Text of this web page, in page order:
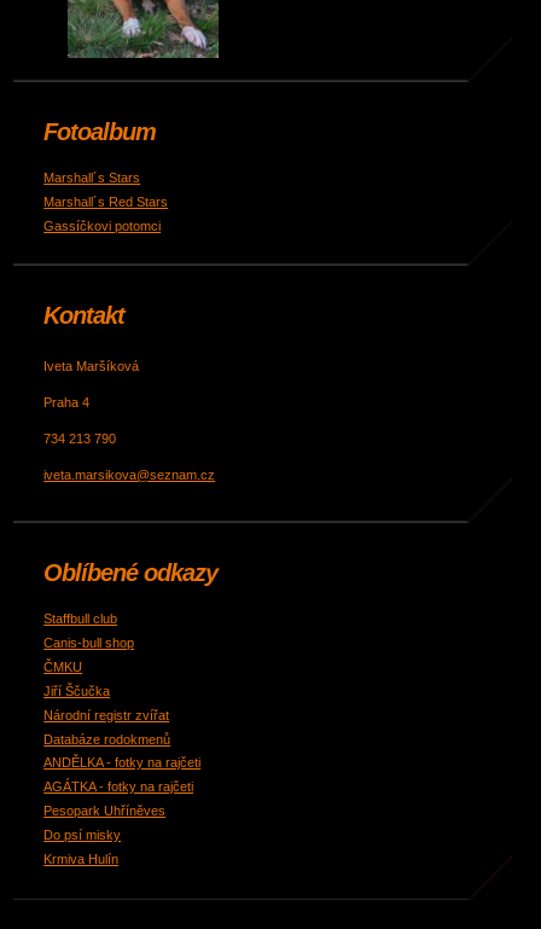
Fotoalbum
Marshall´s Stars
Marshall´s Red Stars
Gassíčkovi potomci
Kontakt
Iveta Maršíková
Praha 4
734 213 790
iveta.marsikova@seznam.cz
Oblíbené odkazy
Staffbull club
Canis-bull shop
ČMKU
Jiří Ščučka
Národní registr zvířat
Databáze rodokmenů
ANDĚLKA - fotky na rajčeti
AGÁTKA - fotky na rajčeti
Pesopark Uhříněves
Do psí misky
Krmiva Hulín